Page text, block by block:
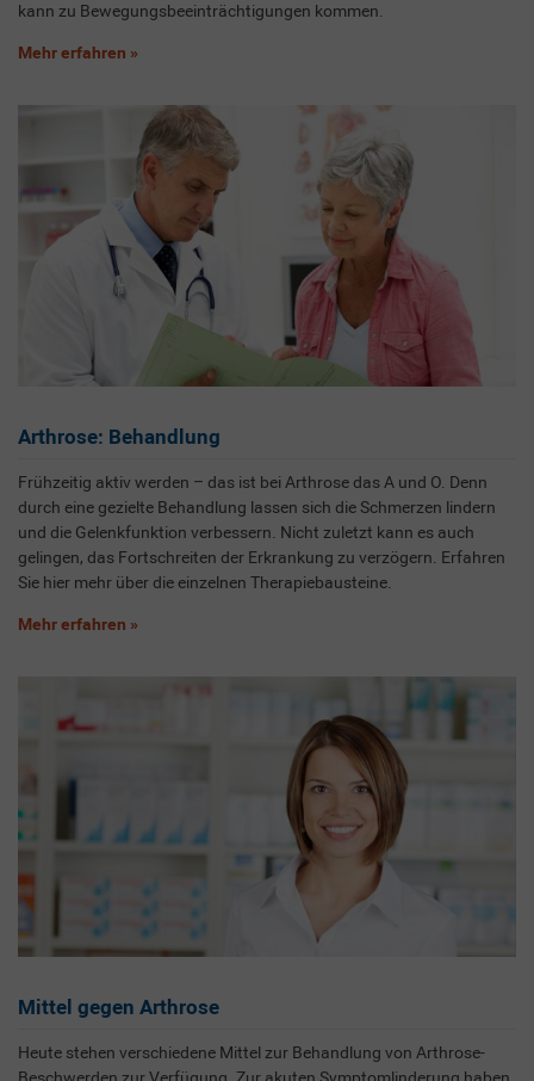
kann zu Bewegungsbeeinträchtigungen kommen.
Mehr erfahren
Arthrose: Behandlung
Frühzeitig aktiv werden – das ist bei Arthrose das A und O. Denn
durch eine gezielte Behandlung lassen sich die Schmerzen lindern
und die Gelenkfunktion verbessern. Nicht zuletzt kann es auch
gelingen, das Fortschreiten der Erkrankung zu verzögern. Erfahren
Sie hier mehr über die einzelnen Therapiebausteine.
Mehr erfahren
Mittel gegen Arthrose
Heute stehen verschiedene Mittel zur Behandlung von Arthrose-
Beschwerden zur Verfügung. Zur akuten Symptomlinderung haben